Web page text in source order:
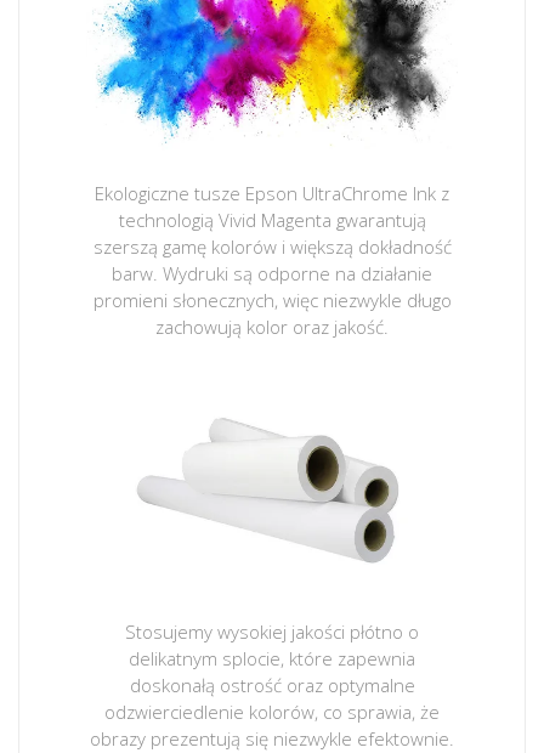
Ekologiczne tusze Epson UltraChrome Ink z
technologią Vivid Magenta gwarantują
szerszą gamę kolorów i większą dokładność
barw. Wydruki są odporne na działanie
promieni słonecznych, więc niezwykle długo
zachowują kolor oraz jakość.
Stosujemy wysokiej jakości płótno o
delikatnym splocie, które zapewnia
doskonałą ostrość oraz optymalne
odzwierciedlenie kolorów, co sprawia, że
obrazy prezentują się niezwykle efektownie.